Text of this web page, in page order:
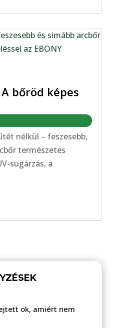
bőröd képes
nélkül – feszesebb,
természetes
sugárzás, a
ok, amiért nem